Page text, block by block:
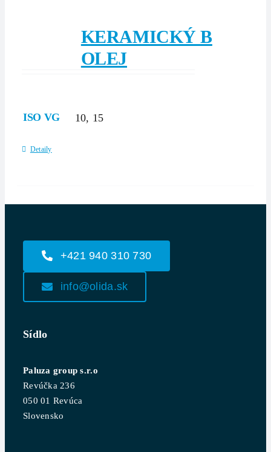
KERAMICKÝ B
OLEJ
ISO VG 10, 15
Detaily
+421 940 310 730
info@olida.sk
Sídlo
Paluza group s.r.o
Revúčka 236
050 01 Revúca
Slovensko